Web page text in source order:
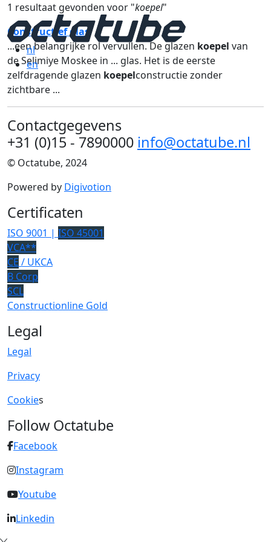
nl
en
1 resultaat gevonden voor "koepel"
Constructief glas
...een belangrijke rol vervullen. De glazen koepel van
de Selimiye Moskee in ... glas. Het is de eerste
zelfdragende glazen koepelconstructie zonder
zichtbare ...
Contactgegevens
+31 (0)15 - 7890000 info@octatube.nl
© Octatube, 2024
Powered by Digivotion
Certificaten
ISO 9001 | ISO 45001
VCA**
CE / UKCA
B Corp
SCL
Constructionline Gold
Legal
Legal
Privacy
Cookies
Follow Octatube
Facebook
Instagram
Youtube
Linkedin